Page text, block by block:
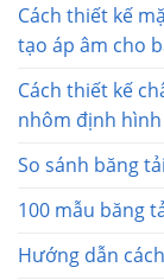
Cách thiết kế
tạo áp âm cho
Cách thiết kế
nhôm định hình
So sánh băng
100 mẫu băng
Hướng dẫn